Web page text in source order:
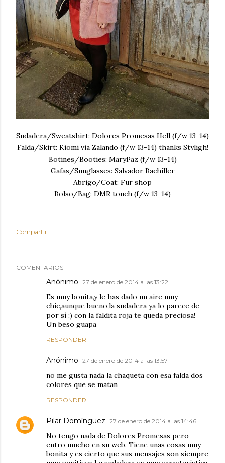
Sudadera/Sweatshirt: Dolores Promesas Hell (f/w 13-14)
Falda/Skirt: Kiomi via Zalando (f/w 13-14) thanks Styligh!
Botines/Booties: MaryPaz (f/w 13-14)
Gafas/Sunglasses: Salvador Bachiller
Abrigo/Coat: Fur shop
Bolso/Bag: DMR touch (f/w 13-14)
Compartir
COMENTARIOS
Anónimo 27 de enero de 2014 a las 13:22
Es muy bonita,y le has dado un aire muy
chic,aunque bueno,la sudadera ya lo parece de
por sí :) con la faldita roja te queda preciosa!
Un beso guapa
RESPONDER
Anónimo 27 de enero de 2014 a las 13:57
no me gusta nada la chaqueta con esa falda dos
colores que se matan
RESPONDER
Pilar Domínguez 27 de enero de 2014 a las 14:46
No tengo nada de Dolores Promesas pero
entro mucho en su web. Tiene unas cosas muy
bonita y es cierto que sus mensajes son siempre